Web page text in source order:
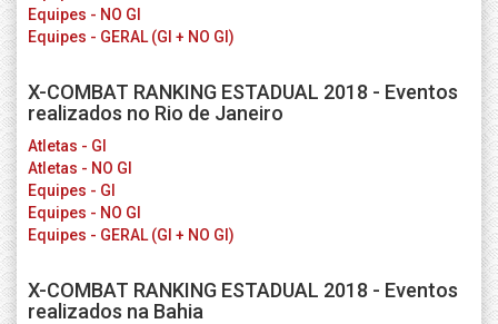
Equipes - NO GI
Equipes - GERAL (GI + NO GI)
X-COMBAT RANKING ESTADUAL 2018 - Eventos
realizados no Rio de Janeiro
Atletas - GI
Atletas - NO GI
Equipes - GI
Equipes - NO GI
Equipes - GERAL (GI + NO GI)
X-COMBAT RANKING ESTADUAL 2018 - Eventos
realizados na Bahia